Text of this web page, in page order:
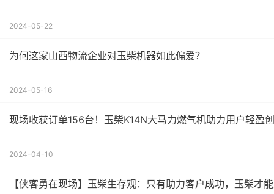
2024-05-22
为何这家山西物流企业对玉柴机器如此偏爱？
2024-05-16
现场收获订单156台！玉柴K14N大马力燃气机助力用户轻盈
2024-04-10
【侠客勇在现场】玉柴生存观：只有助力客户成功，玉柴才